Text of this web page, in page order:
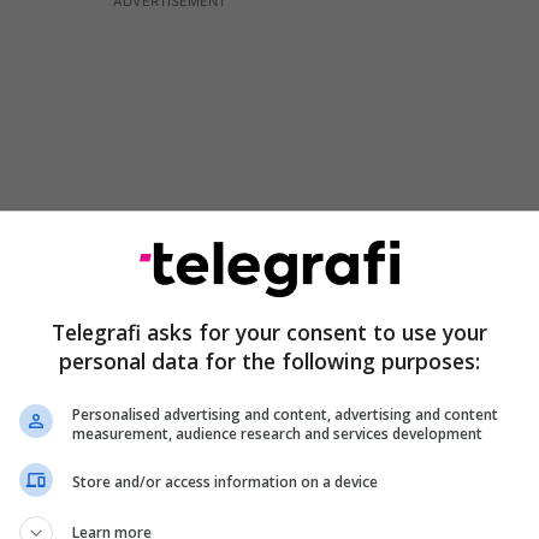
me energji elektrike, ndërsa ndërtesa
ashensor dhe ofron hapësirë për vendparkim për
pozitën e tij të favorshme dhe pamjet
Telegrafi asks for your consent to use your
personal data for the following purposes:
Personalised advertising and content, advertising and content
measurement, audience research and services development
Store and/or access information on a device
Learn more